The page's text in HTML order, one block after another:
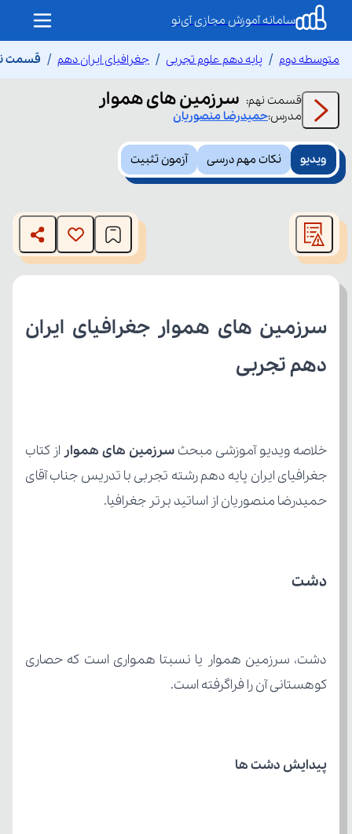
سامانه آموزش مجازی آی‌نو
متوسطه دوم پایه دهم علوم تجربی جغرافیای ایران دهم قسمت
قسمت نهم: سرزمین های هموار
مدرس:حمیدرضامنصوریان
ویدیو نکات مهم درسی آزمون تثبیت
modal
window.
The media could not be loaded, either because the server
or network failed or because the format is not supported.
دهم تجربی
خلاصه ویدیو آموزشی مبحث سرزمین های هموار
حمیدرضا منصوریان از اساتید برتر جغرافیا.
دشت
کوهستانی آن را فراگرفته است.
پیدایش دشت ها